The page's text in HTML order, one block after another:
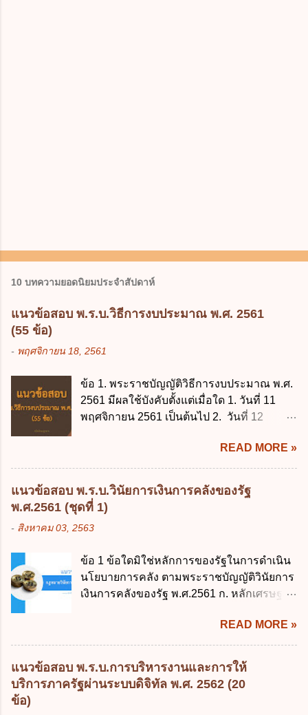
10 บทความยอดนิยมประจำสัปดาห์
แนวข้อสอบ พ.ร.บ.วิธีการงบประมาณ พ.ศ. 2561
(55 ข้อ)
- พฤศจิกายน 18, 2561
ข้อ 1. พระราชบัญญัติวิธีการงบประมาณ พ.ศ.
2561 มีผลใช้บังคับตั้งแต่เมื่อใด 1. วันที่ 11
พฤศจิกายน 2561 เป็นต้นไป 2. วันที่ 12
พฤศจิกายน 2561 เป็นต้นไป 4. วันที่ 14
พฤศจิกายน 2561 เป็นต้นไป ข้อ 2. พระราช
บัญญัติวิธีการงบประมาณ พ.ศ. 2561 ไม่ได้
ยกเลิกกฎหมายฉบับใด 1. พระราชบัญญัติวิธี
การงบประมาณ พ.ศ. 2502 2. พระราชบัญญัติ
วิธีการงบประมาณ (ฉบับที่ 3) พ.ศ. 2511 3.
พ.ศ. 2544 4. ประกาศของคณะปฏิวัติ ฉบับที่
203 ลงวันที่ 31 สิงหาคม 2515 ข้อ 3. ข้อใดไม่
ถูกต้อง 1. นายกรัฐมนตรีมีอำนาจออกกฎเพื่อ
ประมาณ พ.ศ. 2561 2. นายกรัฐมนตรีเป็นผู้
รักษาการตามพระราช บัญญัติวิธีการงบ
ประมาณ พ.ศ. 2561 3. รัฐมนตรีว่าการ
กระทรวงการคลัง เป็นผู้รักษาการตามพระ
READ MORE »
แนวข้อสอบ พ.ร.บ.วินัยการเงินการคลังของรัฐ
พ.ศ.2561 (ชุดที่ 1)
- สิงหาคม 03, 2563
ข้อ 1 ข้อใดมิใช่หลักการของรัฐในการดำเนิน
นโยบายการคลัง ตามพระราชบัญญัติวินัยการ
เงินการคลังของรัฐ พ.ศ.2561 ก. หลักเศรษฐกิจ
เศรษฐกิจ ค. หลักการพัฒนาทางเศรษฐกิจ
อย่างยั่งยืน ง. หลักความเป็นธรรมในสังคม ข้อ
2 สัดส่วนหนี้สาธารณะต่อผลิตภัณฑ์มวลรวม
ในประเทศเพื่อใช้เป็นกรอบในการบริหารหนี้
สาธารณะเป็นไปตามข้อใด ก. ไม่เกินร้อยละ 5
READ MORE »
แนวข้อสอบ พ.ร.บ.การบริหารงานและการให้
บริการภาครัฐผ่านระบบดิจิทัล พ.ศ. 2562 (20
ข้อ)